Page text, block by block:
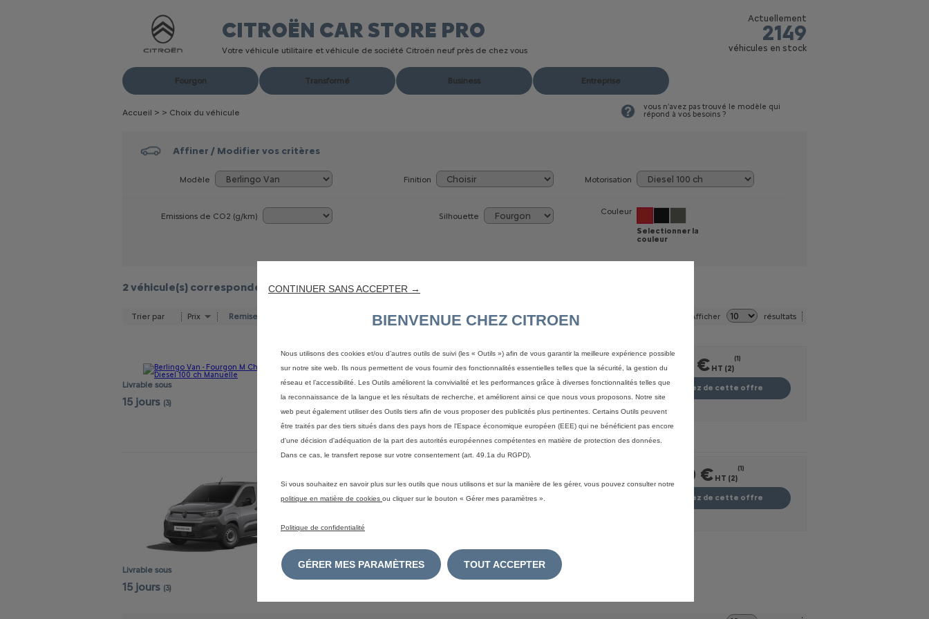
CITROËN CAR STORE PRO
Votre véhicule utilitaire et véhicule de société Citroën neuf près de chez vous
Actuellement
2149
véhicules en stock
Fourgon Transformé Business Entreprise
Accueil > > Choix du véhicule
vous n'avez pas trouvé le modèle qui
répond à vos besoins ?
Affiner / Modifier vos critères
Modèle Finition Motorisation
Emissions de CO2 (g/km) Silhouette Couleur
Selectionner la
couleur
2 véhicule(s) correspondent à votre recherche
Trier par Prix Remise Afficher résultats
Livrable sous
15 jours (3)
Berlingo Van - Fourgon M Charge utile
majorée Diesel 100 ch Manuelle
Teintes Spéciales Rouge Ardent; Charge utile :982
Volume :3,3;
Longueur :4403
Hauteur :1880; Emissions de CO2WLTP (mixte)*: 143 g/km
Consommation WLTP* mixte - l/100km : 5,5
27 410 € HT (2)
(1)
Profitez de cette offre
Livrable sous
15 jours (3)
Berlingo Van - Fourgon M Diesel 100 ch
Voir les 4 options
Consommation WLTP* mixte - l/100km : 5,4
28 250 € HT (2)
(1)
Profitez de cette offre
CONTINUER SANS ACCEPTER →
BIENVENUE CHEZ CITROEN
Nous utilisons des cookies et/ou d’autres outils de suivi (les « Outils ») afin de vous garantir la meilleure expérience possible
sur notre site web. Ils nous permettent de vous fournir des fonctionnalités essentielles telles que la sécurité, la gestion du
réseau et l’accessibilité. Les Outils améliorent la convivialité et les performances grâce à diverses fonctionnalités telles que
la reconnaissance de la langue et les résultats de recherche, et améliorent ainsi ce que nous vous proposons. Notre site
web peut également utiliser des Outils tiers afin de vous proposer des publicités plus pertinentes. Certains Outils peuvent
être traités par des tiers situés dans des pays hors de l'Espace économique européen (EEE) qui ne bénéficient pas encore
d'une décision d'adéquation de la part des autorités européennes compétentes en matière de protection des données.
Dans ce cas, le transfert repose sur votre consentement (art. 49.1a du RGPD).
Si vous souhaitez en savoir plus sur les outils que nous utilisons et sur la manière de les gérer, vous pouvez consulter notre
politique en matière de cookies ou cliquer sur le bouton « Gérer mes paramètres ».
Politique de confidentialité
GÉRER MES PARAMÈTRES TOUT ACCEPTER